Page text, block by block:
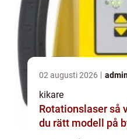
02 augusti 2026
kikare
Rotationslaser så väljer och använder
du rätt modell på